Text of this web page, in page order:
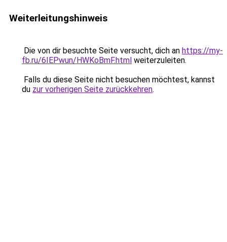
Weiterleitungshinweis
Die von dir besuchte Seite versucht, dich an https://my-
fb.ru/6IEPwun/HWKoBmF.html weiterzuleiten.
Falls du diese Seite nicht besuchen möchtest, kannst
du zur vorherigen Seite zurückkehren.